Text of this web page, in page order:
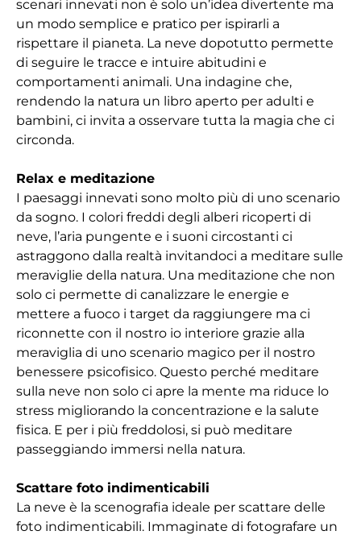
scenari innevati non è solo un’idea divertente ma
un modo semplice e pratico per ispirarli a
rispettare il pianeta. La neve dopotutto permette
di seguire le tracce e intuire abitudini e
comportamenti animali. Una indagine che,
rendendo la natura un libro aperto per adulti e
bambini, ci invita a osservare tutta la magia che ci
circonda.
Relax e meditazione
I paesaggi innevati sono molto più di uno scenario
da sogno. I colori freddi degli alberi ricoperti di
neve, l’aria pungente e i suoni circostanti ci
astraggono dalla realtà invitandoci a meditare sulle
meraviglie della natura. Una meditazione che non
solo ci permette di canalizzare le energie e
mettere a fuoco i target da raggiungere ma ci
riconnette con il nostro io interiore grazie alla
meraviglia di uno scenario magico per il nostro
benessere psicofisico. Questo perché meditare
sulla neve non solo ci apre la mente ma riduce lo
stress migliorando la concentrazione e la salute
fisica. E per i più freddolosi, si può meditare
passeggiando immersi nella natura.
Scattare foto indimenticabili
La neve è la scenografia ideale per scattare delle
foto indimenticabili. Immaginate di fotografare un